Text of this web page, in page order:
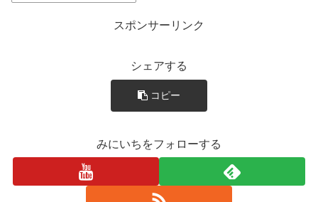
スポンサーリンク
シェアする
コピー
みにいちをフォローする